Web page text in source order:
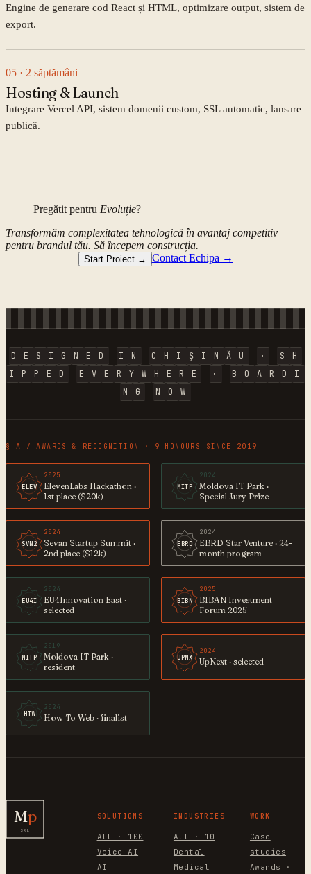
Engine de generare cod React și HTML, optimizare output, sistem de
export.
05 · 2 săptămâni
Hosting & Launch
Integrare Vercel API, sistem domenii custom, SSL automatic, lansare
publică.
Pregătit pentru Evoluție?
Transformăm complexitatea tehnologică în avantaj competitiv
pentru brandul tău. Să începem construcția.
Start Proiect → Contact Echipa →
D E S I G N E D I N C H I Ș I N Ă U · S
H
I
P P E D E V E R Y W H E R E · B O A R D
I
N
G N O W
§ A / AWARDS & RECOGNITION · 9 HONOURS SINCE 2019
ELEV
2025
ElevenLabs Hackathon ·
1st place ($20k)
MITP
2024
Moldova IT Park ·
Special Jury Prize
SVN2
2024
Sevan Startup Summit ·
2nd place ($12k)
EBRD
2024
EBRD Star Venture · 24-
month program
EU4I
2024
EU4Innovation East ·
selected
BIBN
2025
BIBAN Investment
Forum 2025
MITP
2019
Moldova IT Park ·
resident
UPNX
2024
UpNext · selected
HTW
2024
How To Web · finalist
Mp
SRL
SOLUTIONS
All · 100
Voice AI
AI
INDUSTRIES
All · 10
Dental
Medical
WORK
Case
studies
Awards ·